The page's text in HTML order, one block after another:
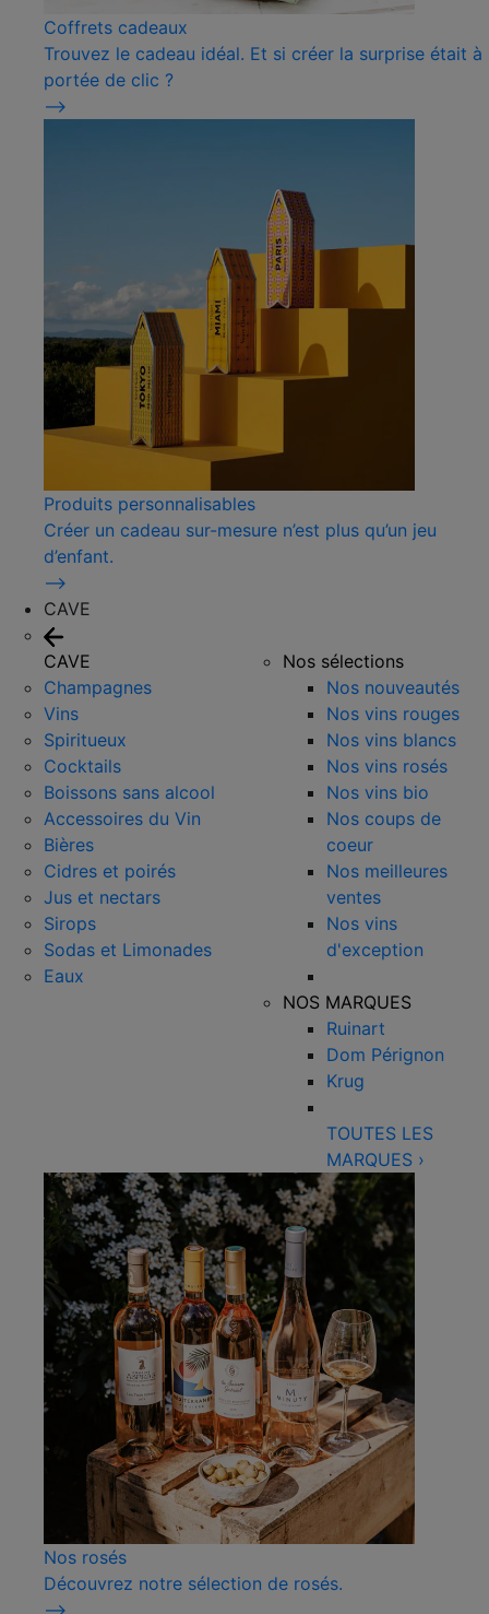
Coffrets cadeaux
Trouvez le cadeau idéal. Et si créer la surprise était à
portée de clic ?
⟶
Produits personnalisables
Créer un cadeau sur-mesure n’est plus qu’un jeu
d’enfant.
⟶
CAVE
CAVE
Champagnes
Vins
Spiritueux
Cocktails
Boissons sans alcool
Accessoires du Vin
Bières
Cidres et poirés
Jus et nectars
Sirops
Sodas et Limonades
Eaux
Nos sélections
Nos nouveautés
Nos vins rouges
Nos vins blancs
Nos vins rosés
Nos vins bio
Nos coups de
coeur
Nos meilleures
ventes
Nos vins
d'exception
NOS MARQUES
Ruinart
Dom Pérignon
Krug
TOUTES LES
MARQUES ›
Nos rosés
Découvrez notre sélection de rosés.
⟶